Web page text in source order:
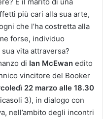
più cari alla sua arte,
che l’ha costretta alla
forse, individuo
vita attraversa?
di Ian McEwan edito
vincitore del Booker
22 marzo alle 18.30
3), in dialogo con
nell’ambito degli incontri